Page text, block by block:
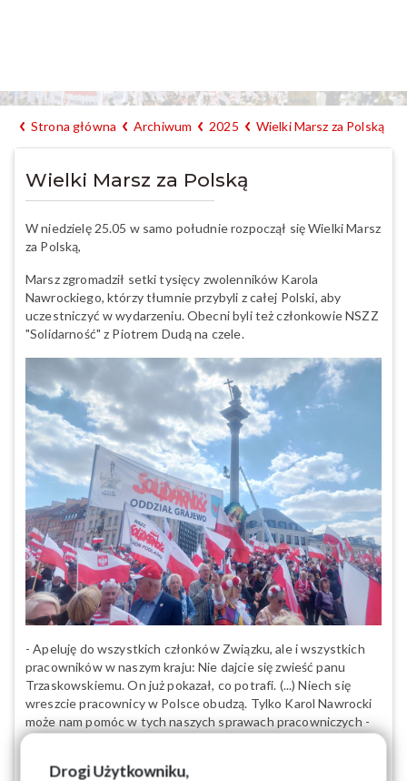
Drogi Użytkowniku,
Strona główna Archiwum 2025 Wielki Marsz za Polską
Wielki Marsz za Polską
W niedzielę 25.05 w samo południe rozpoczął się Wielki Marsz
za Polską,
Marsz zgromadził setki tysięcy zwolenników Karola
Nawrockiego, którzy tłumnie przybyli z całej Polski, aby
uczestniczyć w wydarzeniu. Obecni byli też członkowie NSZZ
"Solidarność" z Piotrem Dudą na czele.
- Apeluję do wszystkich członków Związku, ale i wszystkich
pracowników w naszym kraju: Nie dajcie się zwieść panu
Trzaskowskiemu. On już pokazał, co potrafi. (...) Niech się
wreszcie pracownicy w Polsce obudzą. Tylko Karol Nawrocki
może nam pomóc w tych naszych sprawach pracowniczych -
powiedział dziś w rozmowie z Tysol.pl Piotr Duda,